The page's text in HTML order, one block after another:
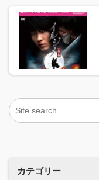
カテゴリー